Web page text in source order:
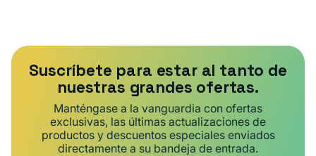
Suscríbete para estar al tanto de
nuestras grandes ofertas.
Manténgase a la vanguardia con ofertas
exclusivas, las últimas actualizaciones de
productos y descuentos especiales enviados
directamente a su bandeja de entrada.